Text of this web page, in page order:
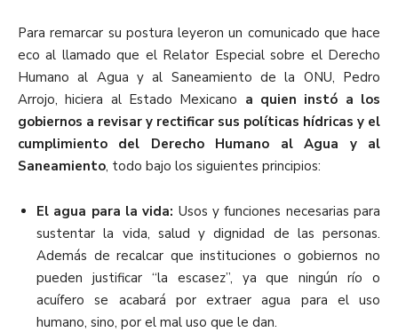
Para remarcar su postura leyeron un comunicado que hace
eco al llamado que el Relator Especial sobre el Derecho
Humano al Agua y al Saneamiento de la ONU, Pedro
Arrojo, hiciera al Estado Mexicano a quien instó a los
gobiernos a revisar y rectificar sus políticas hídricas y el
cumplimiento del Derecho Humano al Agua y al
Saneamiento, todo bajo los siguientes principios:
El agua para la vida: Usos y funciones necesarias para
sustentar la vida, salud y dignidad de las personas.
Además de recalcar que instituciones o gobiernos no
pueden justificar “la escasez”, ya que ningún río o
acuífero se acabará por extraer agua para el uso
humano, sino, por el mal uso que le dan.